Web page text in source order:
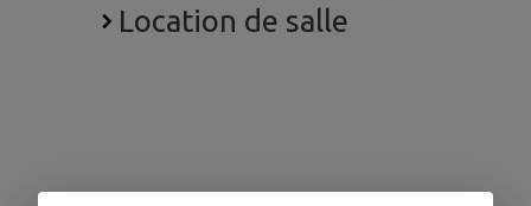
Location de salle